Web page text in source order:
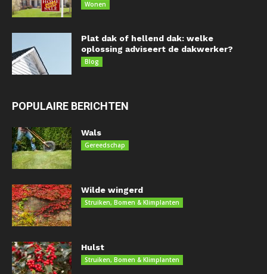
Wonen
Plat dak of hellend dak: welke
oplossing adviseert de dakwerker?
Blog
POPULAIRE BERICHTEN
Wals
Gereedschap
Wilde wingerd
Struiken, Bomen & Klimplanten
Hulst
Struiken, Bomen & Klimplanten